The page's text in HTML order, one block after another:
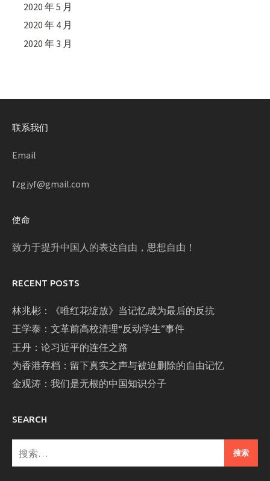
2020 年 5 月
2020 年 4 月
2020 年 3 月
联系我们
Email
fzgjyf@gmail.com
使命
致力于提升中国人的表达自由，思想自由！
RECENT POSTS
林兆彬：《唯红花绽放》当记忆成为最后的反抗
王学泰：文革前高校清理“反动学生”事件
王丹：论习近平的连任之路
为香港存档：留下真实之声与被迫删除的自由记忆
金观涛：我们是无根的中国知识分子
SEARCH
搜
索：